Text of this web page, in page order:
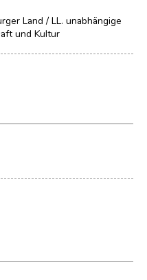
Land / LL. unabhängige
und Kultur